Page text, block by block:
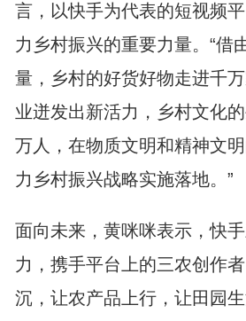
言，以快手为代表的短视频
力乡村振兴的重要力量。“借
量，乡村的好货好物走进千
业迸发出新活力，乡村文化
万人，在物质文明和精神文
力乡村振兴战略实施落地。”
面向未来，黄咪咪表示，快
力，携手平台上的三农创作
沉，让农产品上行，让田园